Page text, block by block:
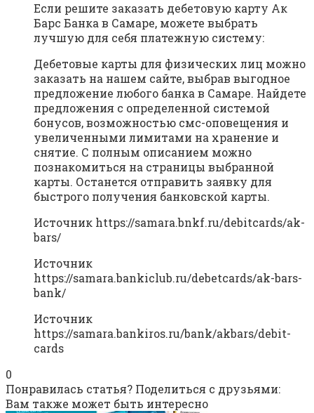
Если решите заказать дебетовую карту Ак
Барс Банка в Самаре, можете выбрать
лучшую для себя платежную систему:
Дебетовые карты для физических лиц можно
заказать на нашем сайте, выбрав выгодное
предложение любого банка в Самаре. Найдете
предложения с определенной системой
бонусов, возможностью смс-оповещения и
увеличенными лимитами на хранение и
снятие. С полным описанием можно
познакомиться на страницы выбранной
карты. Останется отправить заявку для
быстрого получения банковской карты.
Источник https://samara.bnkf.ru/debitcards/ak-
bars/
Источник
https://samara.bankiclub.ru/debetcards/ak-bars-
bank/
Источник
https://samara.bankiros.ru/bank/akbars/debit-
cards
0
Понравилась статья? Поделиться с друзьями:
Вам также может быть интересно